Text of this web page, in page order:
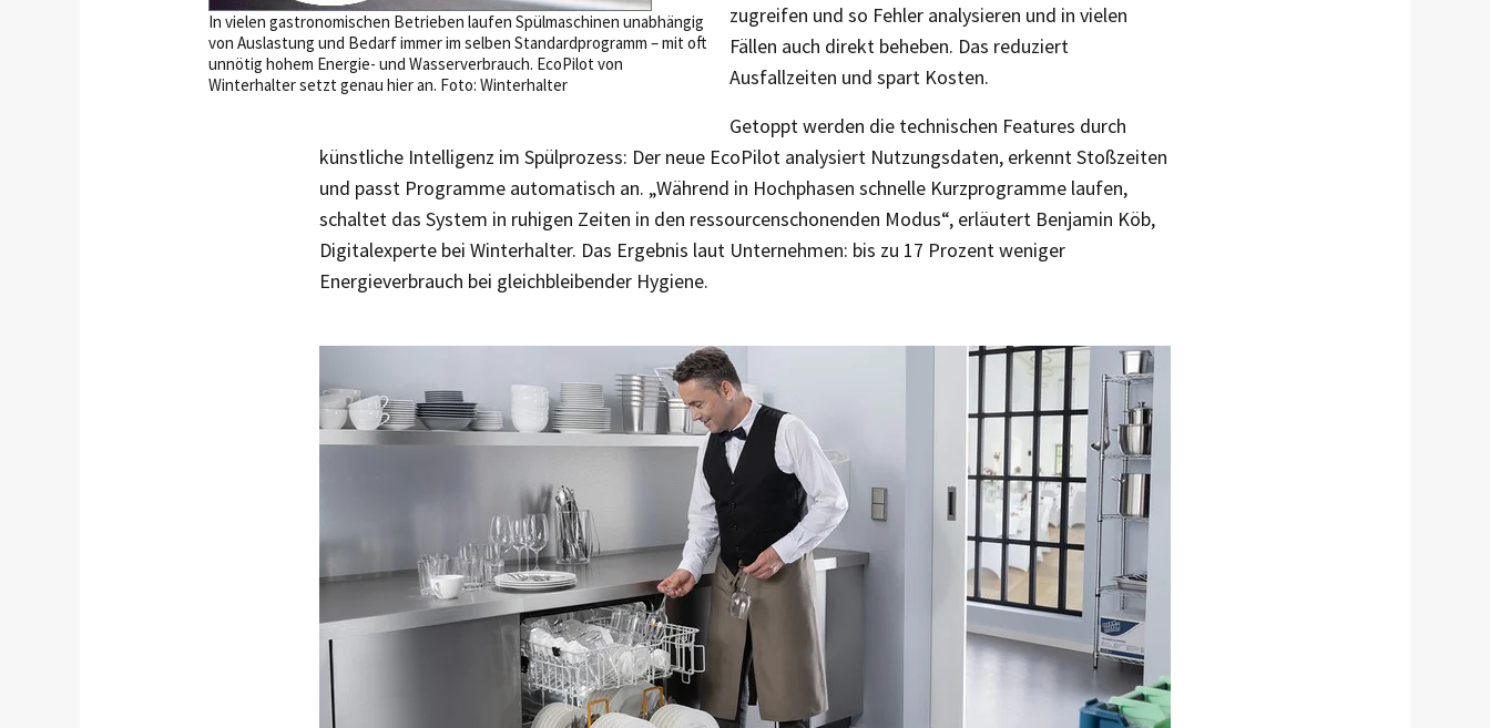
In vielen gastronomischen Betrieben laufen Spülmaschinen unabhängig
von Auslastung und Bedarf immer im selben Standardprogramm – mit oft
unnötig hohem Energie- und Wasserverbrauch. EcoPilot von
Winterhalter setzt genau hier an. Foto: Winterhalter
zugreifen und so Fehler analysieren und in vielen
Fällen auch direkt beheben. Das reduziert
Ausfallzeiten und spart Kosten.
Getoppt werden die technischen Features durch
künstliche Intelligenz im Spülprozess: Der neue EcoPilot analysiert Nutzungsdaten, erkennt Stoßzeiten
und passt Programme automatisch an. „Während in Hochphasen schnelle Kurzprogramme laufen,
schaltet das System in ruhigen Zeiten in den ressourcenschonenden Modus“, erläutert Benjamin Köb,
Digitalexperte bei Winterhalter. Das Ergebnis laut Unternehmen: bis zu 17 Prozent ­weniger
Energieverbrauch bei gleich­bleibender Hygiene.